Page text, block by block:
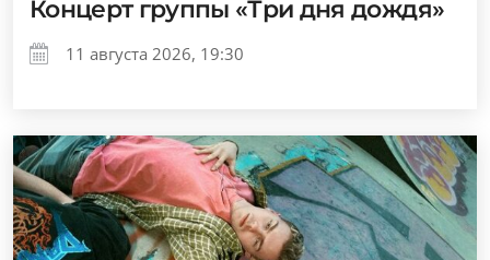
Концерт группы «Три дня дождя»
11 августа 2026, 19:30